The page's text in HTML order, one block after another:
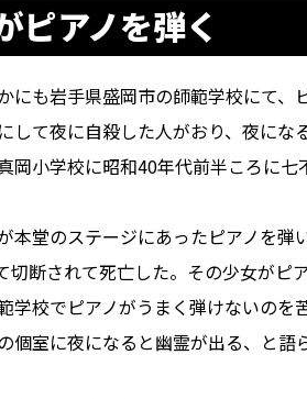
ピアノを弾く
にも岩手県盛岡市の師範学校にて、
して夜に自殺した人がおり、夜にな
岡小学校に昭和40年代前半ころに
本堂のステージにあったピアノを弾
切断されて死亡した。その少女が
学校でピアノがうまく弾けないのを
個室に夜になると幽霊が出る、と語